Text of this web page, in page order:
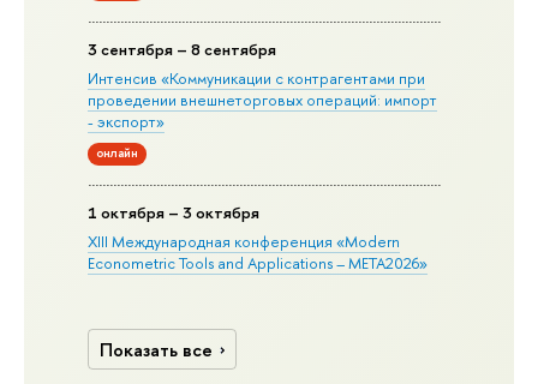
3 сентября – 8 сентября
Интенсив «Коммуникации с контрагентами при
проведении внешнеторговых операций: импорт
- экспорт»
онлайн
1 октября – 3 октября
XIII Международная конференция «Modern
Econometric Tools and Applications – META2026»
Показать все